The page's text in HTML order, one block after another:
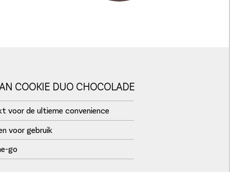
COOKIE DUO CHOCOLADE
voor de ultieme convenience
voor gebruik
go